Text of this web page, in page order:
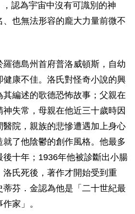
認為宇宙中沒有可識別的神
、也無法形容的龐大力量前微不
德島州首府普洛威頓斯，自幼
康不佳。洛氏對怪奇小說的興
其編述的歌德恐怖故事；父親在
失常，母親在他近三十歲時因
院，親族的悲慘遭遇加上身心
了他陰鬱的創作風格。他最多
後十年；1936年他被診斷出小腸
氏死後，著作才開始受到重
芬．金認為他是「二十世紀最
家」。